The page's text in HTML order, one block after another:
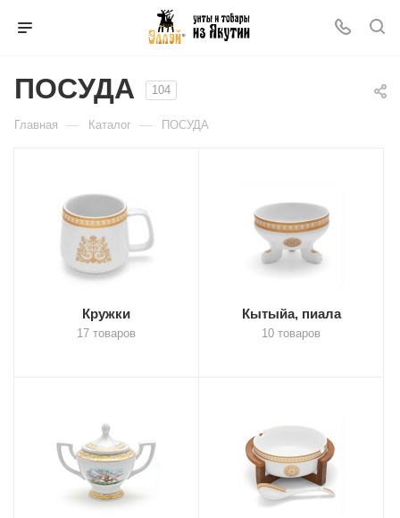
ПОСУДА 104
Главная — Каталог — ПОСУДА
Кружки
17 товаров
Кытыйа, пиала
10 товаров